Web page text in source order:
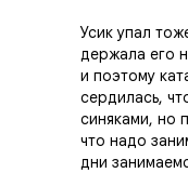
Усик упал
держала его
и поэтому
сердилась,
синяками, но
что надо
дни